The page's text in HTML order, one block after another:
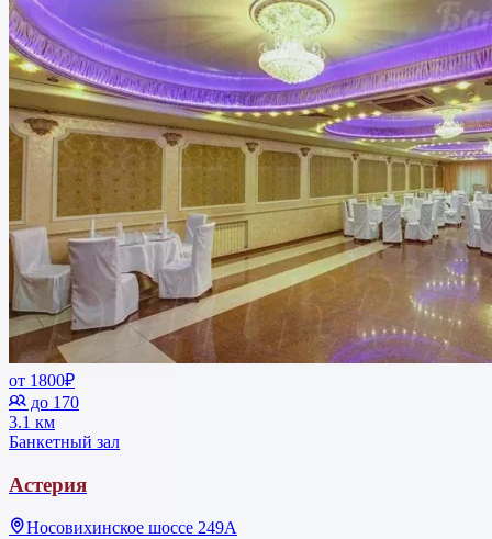
от 1800₽
до 170
3.1 км
Банкетный зал
Астерия
Носовихинское шоссе 249А